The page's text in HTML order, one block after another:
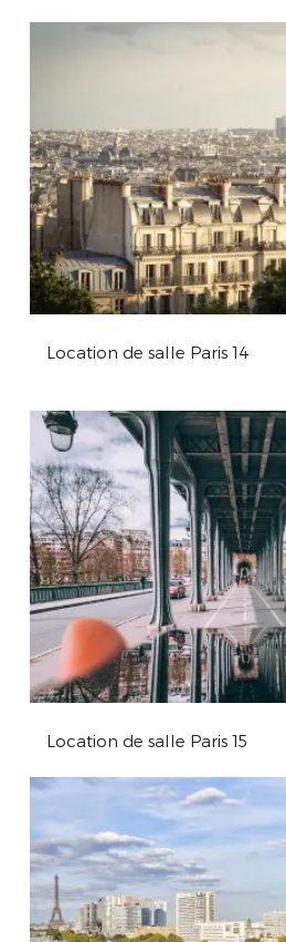
Location de salle Paris 14
Location de salle Paris 15